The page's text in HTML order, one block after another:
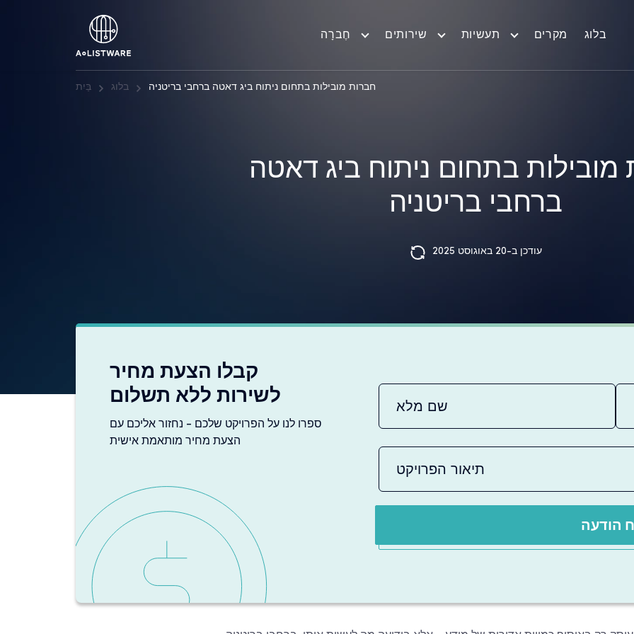
חֶברָה שירותים תעשיות מקרים בלוג
בַּיִת בלוג חברות מובילות בתחום ניתוח ביג דאטה ברחבי בריטניה
מובילות בתחום ניתוח ביג דאטה
ברחבי בריטניה
עודכן ב-20 באוגוסט 2025
קבלו הצעת מחיר
לשירות ללא תשלום
ספרו לנו על הפרויקט שלכם - נחזור אליכם עם
הצעת מחיר מותאמת אישית
הודעה